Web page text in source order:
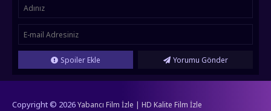
Spoiler Ekle Yorumu Gönder
Copyright © 2026Yabancı Film İzle | HD Kalite Film İzle